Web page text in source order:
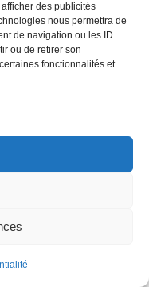
des publicités
nous permettra de
de navigation ou les ID
ou de retirer son
fonctionnalités et
des